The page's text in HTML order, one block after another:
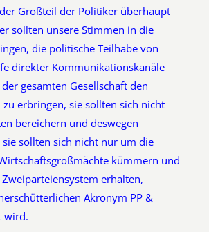
Großteil der Politiker überhaupt
sollten unsere Stimmen in die
die politische Teilhabe von
direkter Kommunikationskanäle
gesamten Gesellschaft den
erbringen, sie sollten sich nicht
bereichern und deswegen
sollten sich nicht nur um die
kümmern und
erhalten,
Akronym PP &
wird.